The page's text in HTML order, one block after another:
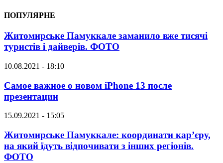
ПОПУЛЯРНЕ
Житомирське Памуккале заманило вже тисячі
туристів і дайверів. ФОТО
10.08.2021 - 18:10
Самое важное о новом iPhone 13 после
презентации
15.09.2021 - 15:05
Житомирське Памуккале: координати кар’єру,
на який їдуть відпочивати з інших регіонів.
ФОТО